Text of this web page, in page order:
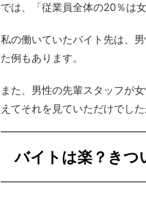
では、「従業員全体の20％は
私の働いていたバイト先は、
た例もあります。
また、男性の先輩スタッフが
えてそれを見ていただけでした
バイトは楽？きつ